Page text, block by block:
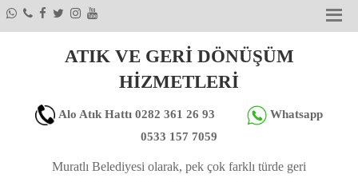
ATIK VE GERİ DÖNÜŞÜM
HİZMETLERİ
Alo Atık Hattı 0282 361 26 93
Whatsapp
0533 157 7059
Muratlı Belediyesi olarak, pek çok farklı türde geri